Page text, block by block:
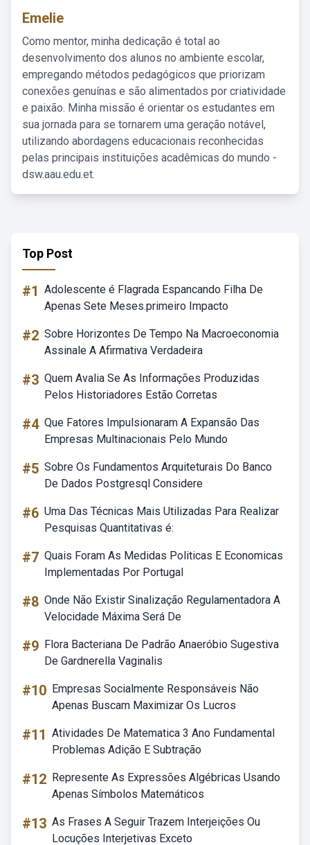
Emelie
Como mentor, minha dedicação é total ao
desenvolvimento dos alunos no ambiente escolar,
empregando métodos pedagógicos que priorizam
conexões genuínas e são alimentados por criatividade
e paixão. Minha missão é orientar os estudantes em
sua jornada para se tornarem uma geração notável,
utilizando abordagens educacionais reconhecidas
pelas principais instituições acadêmicas do mundo -
dsw.aau.edu.et.
Top Post
#1 Adolescente é Flagrada Espancando Filha De
Apenas Sete Meses.primeiro Impacto
#2 Sobre Horizontes De Tempo Na Macroeconomia
Assinale A Afirmativa Verdadeira
#3 Quem Avalia Se As Informações Produzidas
Pelos Historiadores Estão Corretas
#4 Que Fatores Impulsionaram A Expansão Das
Empresas Multinacionais Pelo Mundo
#5 Sobre Os Fundamentos Arquiteturais Do Banco
De Dados Postgresql Considere
#6 Uma Das Técnicas Mais Utilizadas Para Realizar
Pesquisas Quantitativas é:
#7 Quais Foram As Medidas Politicas E Economicas
Implementadas Por Portugal
#8 Onde Não Existir Sinalização Regulamentadora A
Velocidade Máxima Será De
#9 Flora Bacteriana De Padrão Anaeróbio Sugestiva
De Gardnerella Vaginalis
#10 Empresas Socialmente Responsáveis Não
Apenas Buscam Maximizar Os Lucros
#11 Atividades De Matematica 3 Ano Fundamental
Problemas Adição E Subtração
#12 Represente As Expressões Algébricas Usando
Apenas Símbolos Matemáticos
#13 As Frases A Seguir Trazem Interjeições Ou
Locuções Interjetivas Exceto